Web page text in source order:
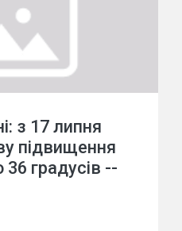
з 17 липня
підвищення
градусів --